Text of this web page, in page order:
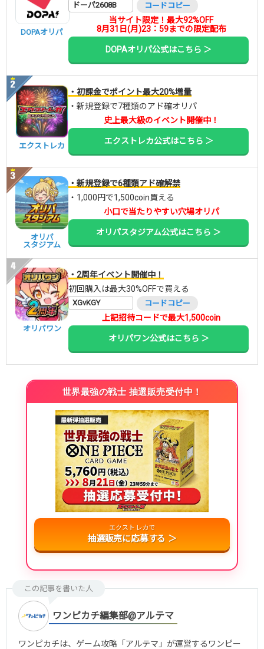
DOPAオリパ
ドーパ2608B コードコピー
当サイト限定！最大92%OFF
8月31日(月)23：59までの限定配布
DOPAオリパ公式はこちら ＞
エクストレカ
・初課金でポイント最大20%増量
・新規登録で7種類のアド確オリパ
史上最大級のイベント開催中！
エクストレカ公式はこちら ＞
オリパ
スタジアム
・新規登録で6種類アド確解禁
・1,000円で1,500coin買える
小口で当たりやすい穴場オリパ
オリパスタジアム公式はこちら ＞
オリパワン
・2周年イベント開催中！
初回購入は最大30%OFFで買える
XGvKGY コードコピー
上記招待コードで最大1,500coin
オリパワン公式はこちら ＞
世界最強の戦士 抽選販売受付中！
エクストレカで
抽選販売に応募する ＞
この記事を書いた人
ワンピカチ編集部@アルテマ
ワンピカチは、ゲーム攻略「アルテマ」が運営するワンピー